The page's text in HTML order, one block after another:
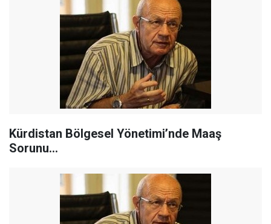
Kürdistan Bölgesel Yönetimi’nde Maaş
Sorunu…